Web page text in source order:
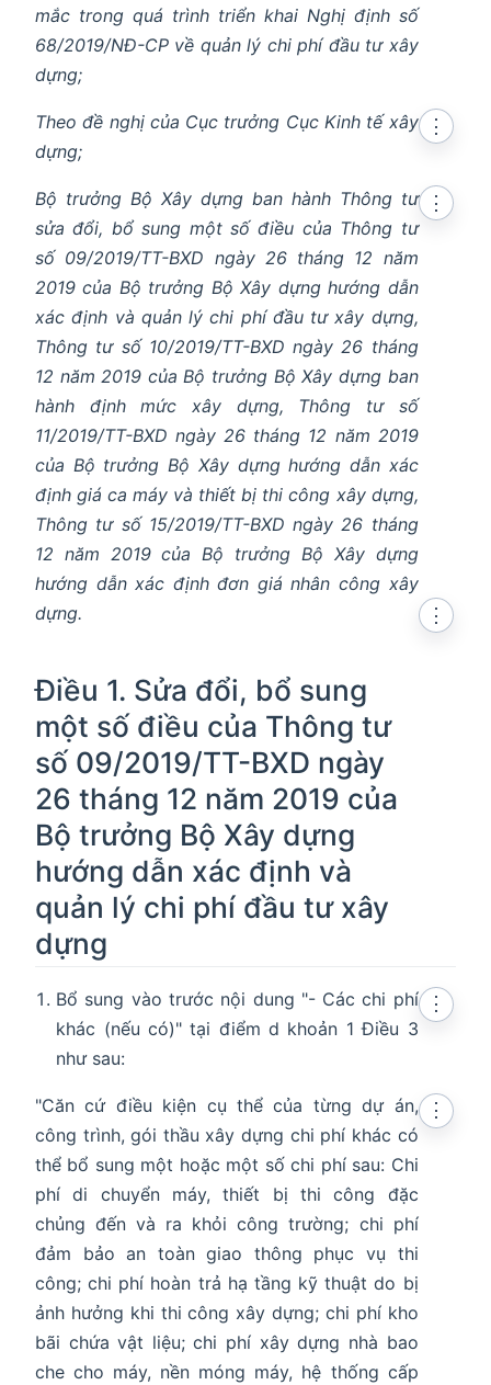
mắc trong quá trình triển khai Nghị định số
68/2019/NĐ-CP về quản lý chi phí đầu tư xây
dựng;
Theo đề nghị của Cục trưởng Cục Kinh tế xây
dựng;
⋮
Bộ trưởng Bộ Xây dựng ban hành Thông tư
sửa đổi, bổ sung một số điều của Thông tư
số 09/2019/TT-BXD ngày 26 tháng 12 năm
2019 của Bộ trưởng Bộ Xây dựng hướng dẫn
xác định và quản lý chi phí đầu tư xây dựng,
Thông tư số 10/2019/TT-BXD ngày 26 tháng
12 năm 2019 của Bộ trưởng Bộ Xây dựng ban
hành định mức xây dựng, Thông tư số
11/2019/TT-BXD ngày 26 tháng 12 năm 2019
của Bộ trưởng Bộ Xây dựng hướng dẫn xác
định giá ca máy và thiết bị thi công xây dựng,
Thông tư số 15/2019/TT-BXD ngày 26 tháng
12 năm 2019 của Bộ trưởng Bộ Xây dựng
hướng dẫn xác định đơn giá nhân công xây
dựng.
⋮
Điều 1. Sửa đổi, bổ sung
một số điều của Thông tư
số 09/2019/TT-BXD ngày
26 tháng 12 năm 2019 của
Bộ trưởng Bộ Xây dựng
hướng dẫn xác định và
quản lý chi phí đầu tư xây
dựng
⋮
Bổ sung vào trước nội dung "- Các chi phí
khác (nếu có)" tại điểm d khoản 1 Điều 3
như sau:
⋮
"Căn cứ điều kiện cụ thể của từng dự án,
công trình, gói thầu xây dựng chi phí khác có
thể bổ sung một hoặc một số chi phí sau: Chi
phí di chuyển máy, thiết bị thi công đặc
chủng đến và ra khỏi công trường; chi phí
đảm bảo an toàn giao thông phục vụ thi
công; chi phí hoàn trả hạ tầng kỹ thuật do bị
ảnh hưởng khi thi công xây dựng; chi phí kho
bãi chứa vật liệu; chi phí xây dựng nhà bao
che cho máy, nền móng máy, hệ thống cấp
⋮